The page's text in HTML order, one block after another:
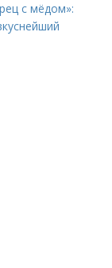
с мёдом»: